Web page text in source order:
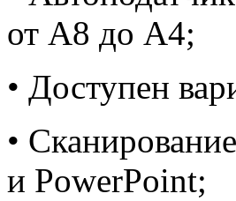
от A8 до A4;
• Доступен
•
и PowerPoint;